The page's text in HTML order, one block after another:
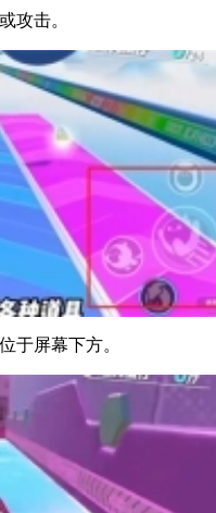
攻击。
于屏幕下方。